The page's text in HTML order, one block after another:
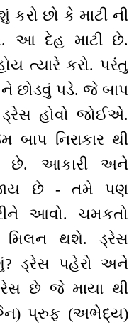
છો કે માટી ની
આ દેહ માટી છે.
ત્યારે કરો. પરંતુ
છોડવું પડે. જે બાપ
હોવો જોઈએ.
નિરાકાર થી
છે. આકારી અને
જાય છે - તમે પણ
આવો. ચમકતો
મિલન થશે. ડ્રેસ
ડ્રેસ પહેરો અને
છે જે માયા થી
પ્રુફ (અભેદ્ય)